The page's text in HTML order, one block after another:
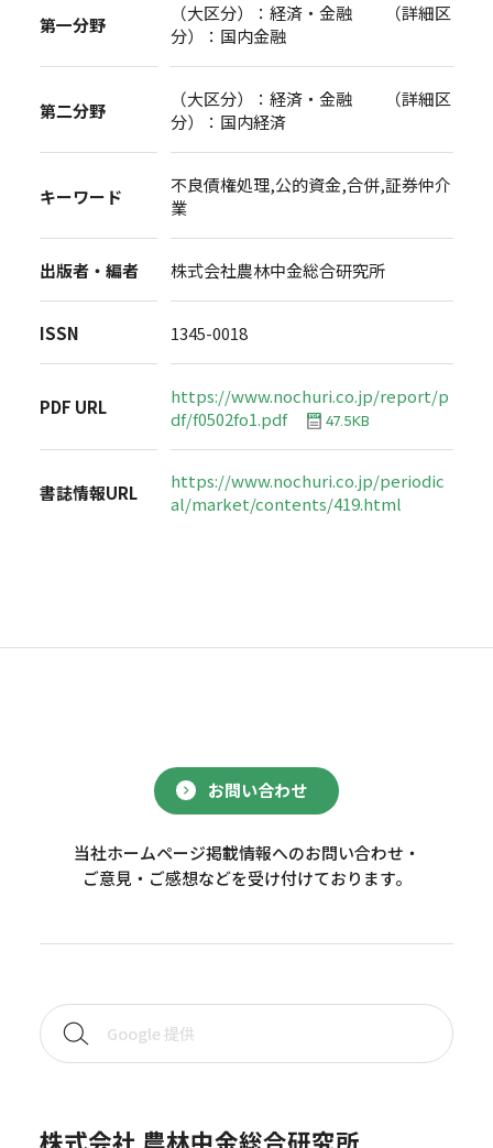
第一分野
（大区分）：経済・金融 （詳細区
分）：国内金融
第二分野
（大区分）：経済・金融 （詳細区
分）：国内経済
キーワード
不良債権処理,公的資金,合併,証券仲介
業
出版者・編者 株式会社農林中金総合研究所
ISSN 1345-0018
PDF URL
https://www.nochuri.co.jp/report/p
df/f0502fo1.pdf
47.5KB
書誌情報URL
https://www.nochuri.co.jp/periodic
al/market/contents/419.html
お問い合わせ
当社ホームページ掲載情報へのお問い合わせ・
ご意見・ご感想などを受け付けております。
株式会社 農林中金総合研究所